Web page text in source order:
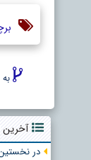
آخرین
در